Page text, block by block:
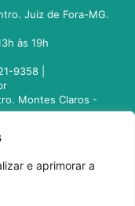
e aprimorar a
Juiz de Fora-MG.
às 19h
9358 |
Montes Claros -
- MG. CEP